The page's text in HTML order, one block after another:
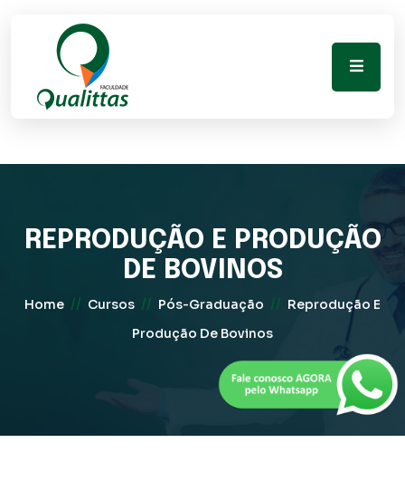
REPRODUÇÃO E PRODUÇÃO
DE BOVINOS
Home // Cursos // Pós-Graduação // Reprodução E
Produção De Bovinos